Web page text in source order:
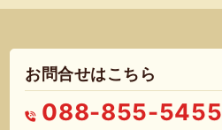
お問合せはこちら
088-855-5455